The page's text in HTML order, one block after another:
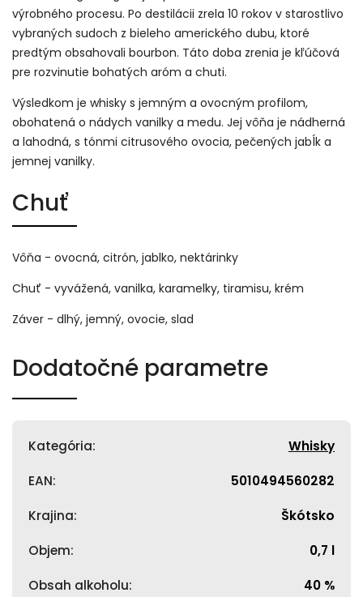
výrobného procesu. Po destilácii zrela 10 rokov v starostlivo
vybraných sudoch z bieleho amerického dubu, ktoré
predtým obsahovali bourbon. Táto doba zrenia je kľúčová
pre rozvinutie bohatých aróm a chuti.
Výsledkom je whisky s jemným a ovocným profilom,
obohatená o nádych vanilky a medu. Jej vôňa je nádherná
a lahodná, s tónmi citrusového ovocia, pečených jabĺk a
jemnej vanilky.
Chuť
Vôňa - ovocná, citrón, jablko, nektárinky
Chuť - vyvážená, vanilka, karamelky, tiramisu, krém
Záver - dlhý, jemný, ovocie, slad
Dodatočné parametre
Kategória: Whisky
EAN: 5010494560282
Krajina: Škótsko
Objem: 0,7 l
Obsah alkoholu: 40 %